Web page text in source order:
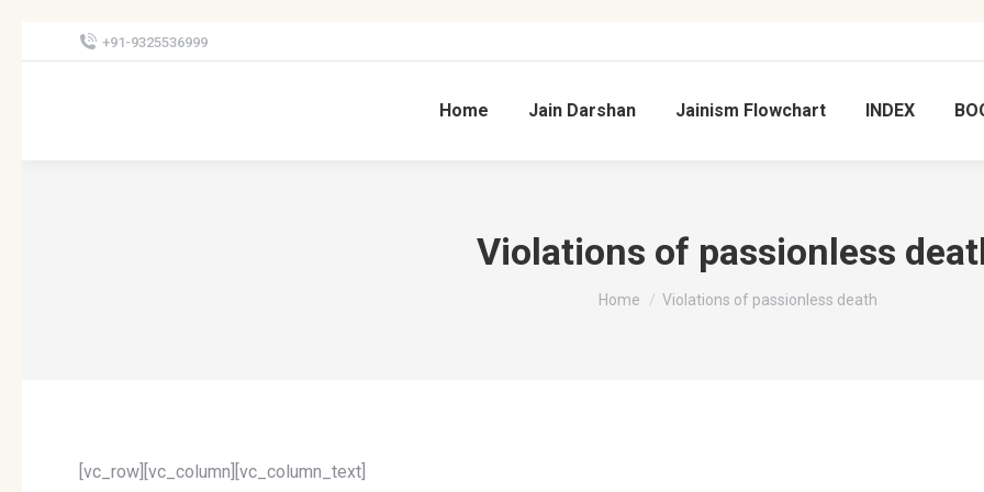
+91-9325536999
Home Jain Darshan Jainism Flowchart INDEX
Violations of passionless
You are here:
Home Violations of passionless death
[vc_row][vc_column][vc_column_text]